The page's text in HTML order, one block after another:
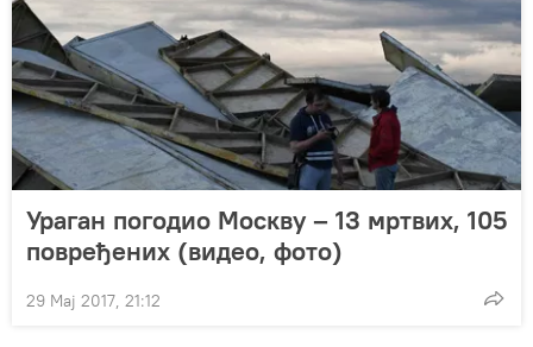
Ураган погодио Москву – 13 мртвих, 105
повређених (видео, фото)
29 Мај 2017, 21:12